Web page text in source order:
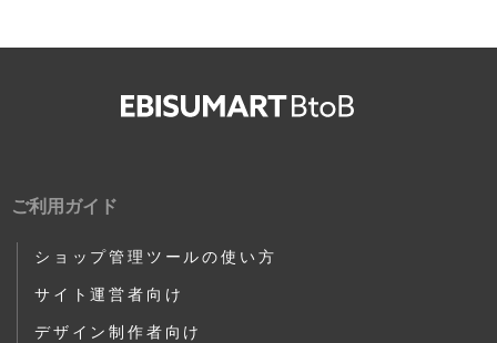
ご利用ガイド
ショップ管理ツールの使い方
サイト運営者向け
デザイン制作者向け